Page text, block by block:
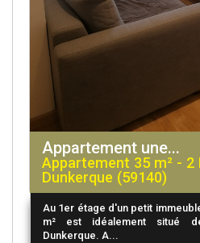
Appartement une...
Appartement 35 m² - 2
Dunkerque (59140)
Au 1er étage d'un petit
m² est idéalement situé
Dunkerque. A...